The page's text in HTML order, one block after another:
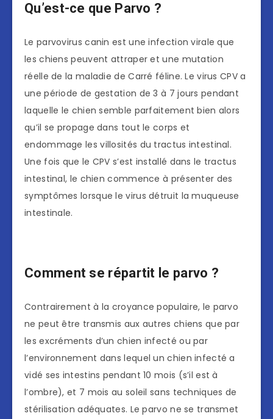
Qu’est-ce que Parvo ?
Le parvovirus canin est une infection virale que
les chiens peuvent attraper et une mutation
réelle de la maladie de Carré féline. Le virus CPV a
une période de gestation de 3 à 7 jours pendant
laquelle le chien semble parfaitement bien alors
qu’il se propage dans tout le corps et
endommage les villosités du tractus intestinal.
Une fois que le CPV s’est installé dans le tractus
intestinal, le chien commence à présenter des
symptômes lorsque le virus détruit la muqueuse
intestinale.
Comment se répartit le parvo ?
Contrairement à la croyance populaire, le parvo
ne peut être transmis aux autres chiens que par
les excréments d’un chien infecté ou par
l’environnement dans lequel un chien infecté a
vidé ses intestins pendant 10 mois (s’il est à
l’ombre), et 7 mois au soleil sans techniques de
stérilisation adéquates. Le parvo ne se transmet